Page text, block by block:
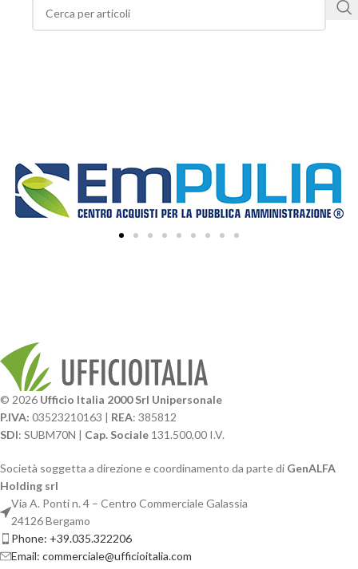
© 2026 Ufficio Italia 2000 Srl Unipersonale
P.IVA: 03523210163 | REA: 385812
SDI: SUBM70N | Cap. Sociale 131.500,00 I.V.
Società soggetta a direzione e coordinamento da parte di GenALFA
Holding srl
Via A. Ponti n. 4 – Centro Commerciale Galassia
24126 Bergamo
Phone: +39.035.322206
Email: commerciale@ufficioitalia.com